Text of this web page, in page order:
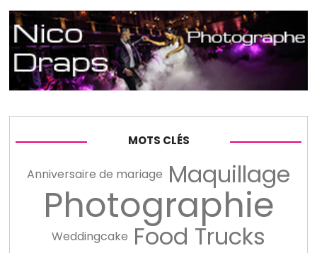
MOTS CLÉS
Anniversaire de mariage Maquillage
Photographie
Weddingcake Food Trucks